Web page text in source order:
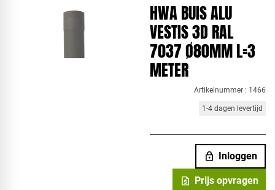
HWA BUIS ALU
VESTIS 3D RAL
7037 Ø80MM L=3
METER
Artikelnummer : 1466
1-4 dagen levertijd
lock Inloggen
request_quote Prijs opvragen